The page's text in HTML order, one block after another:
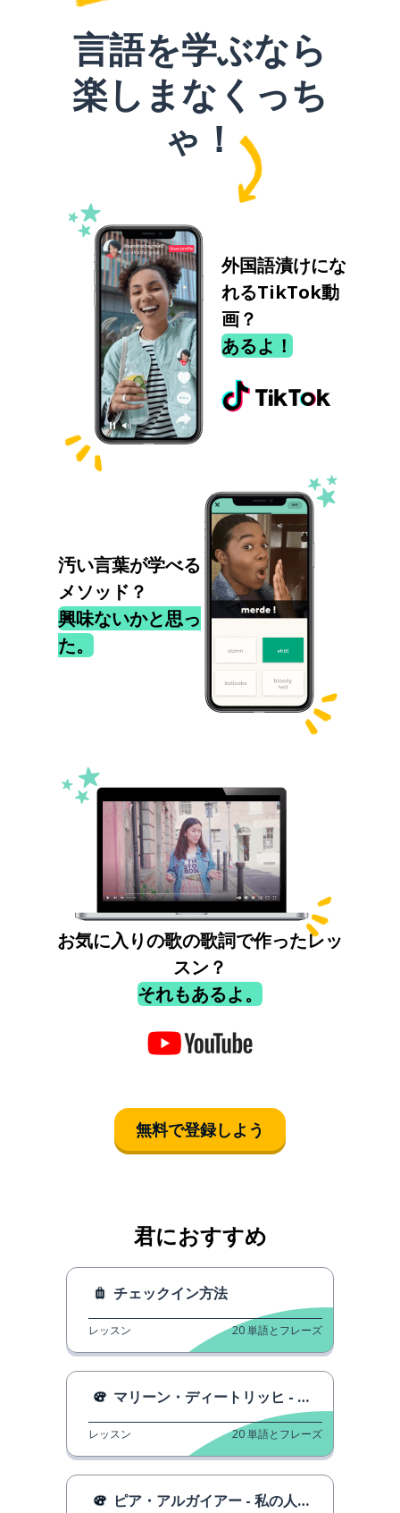
言語を学ぶなら
楽しまなくっち
ゃ！
外国語漬けにな
れるTikTok動
画？
あるよ！
汚い言葉が学べる
メソッド？
興味ないかと思っ
た。
お気に入りの歌の歌詞で作ったレッ
スン？
それもあるよ。
無料で登録しよう
君におすすめ
チェックイン方法
レッスン 20単語とフレーズ
マリーン・ディートリッヒ - さあ、花はどこにあるのか教えて
レッスン 20単語とフレーズ
ピア・アルガイアー - 私の人生はいつ始まるのか？